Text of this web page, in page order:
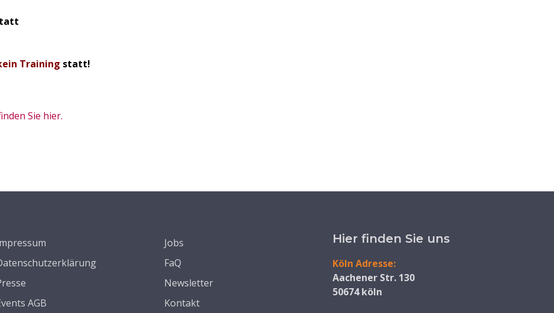
Training statt!
Sie hier.
AGB
Jobs
FaQ
Newsletter
Kontakt
Hier finden Sie uns
Köln Adresse:
Aachener Str. 130
50674 köln